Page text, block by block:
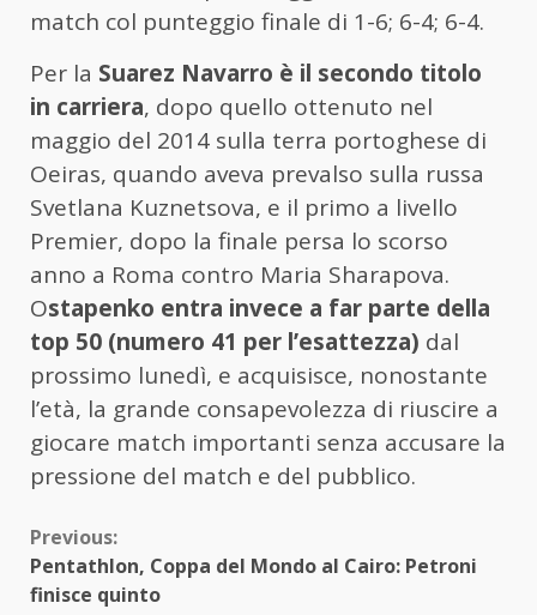
match col punteggio finale di 1-6; 6-4; 6-4.
Per la Suarez Navarro è il secondo titolo
in carriera, dopo quello ottenuto nel
maggio del 2014 sulla terra portoghese di
Oeiras, quando aveva prevalso sulla russa
Svetlana Kuznetsova, e il primo a livello
Premier, dopo la finale persa lo scorso
anno a Roma contro Maria Sharapova.
Ostapenko entra invece a far parte della
top 50 (numero 41 per l’esattezza) dal
prossimo lunedì, e acquisisce, nonostante
l’età, la grande consapevolezza di riuscire a
giocare match importanti senza accusare la
pressione del match e del pubblico.
Continue
Reading
Previous:
Pentathlon, Coppa del Mondo al Cairo: Petroni
finisce quinto